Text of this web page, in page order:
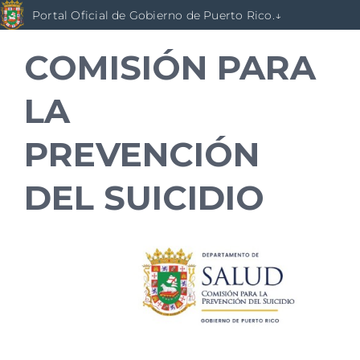
Skip
to
Portal Oficial de Gobierno de Puerto Rico.↓
COMISIÓN PARA
LA
PREVENCIÓN
DEL SUICIDIO